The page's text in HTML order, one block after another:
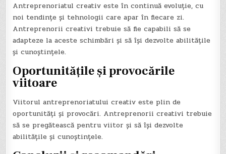
Antreprenoriatul creativ este în continuă evoluție, cu
noi tendințe și tehnologii care apar în fiecare zi.
Antreprenorii creativi trebuie să fie capabili să se
adapteze la aceste schimbări și să își dezvolte abilitățile
și cunoștințele.
Oportunitățile și provocările
viitoare
Viitorul antreprenoriatului creativ este plin de
oportunități și provocări. Antreprenorii creativi trebuie
să se pregătească pentru viitor și să își dezvolte
abilitățile și cunoștințele.